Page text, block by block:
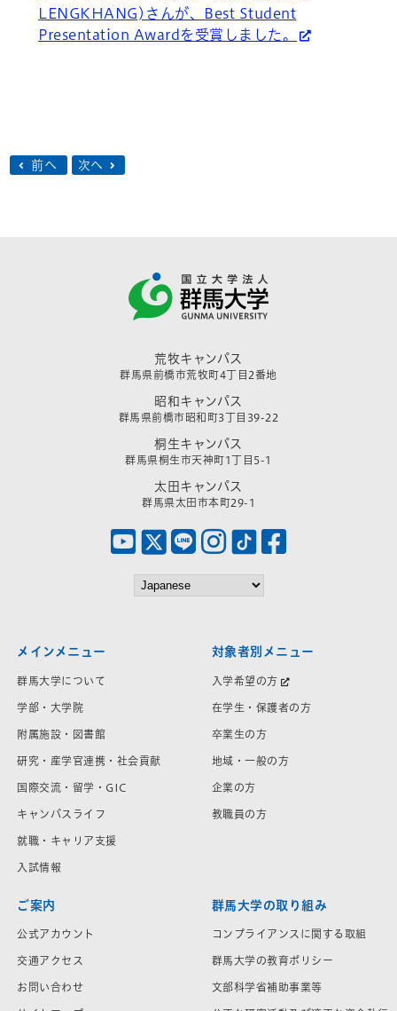
LENGKHANG)さんが、Best Student
Presentation Awardを受賞しました。
前へ 次へ
荒牧キャンパス
群馬県前橋市荒牧町4丁目2番地
昭和キャンパス
群馬県前橋市昭和町3丁目39-22
桐生キャンパス
群馬県桐生市天神町1丁目5-1
太田キャンパス
群馬県太田市本町29-1
メインメニュー
群馬大学について
学部・大学院
附属施設・図書館
研究・産学官連携・社会貢献
国際交流・留学・GIC
キャンパスライフ
就職・キャリア支援
入試情報
対象者別メニュー
入学希望の方
在学生・保護者の方
卒業生の方
地域・一般の方
企業の方
教職員の方
ご案内
公式アカウント
交通アクセス
お問い合わせ
群馬大学の取り組み
コンプライアンスに関する取組
群馬大学の教育ポリシー
文部科学省補助事業等